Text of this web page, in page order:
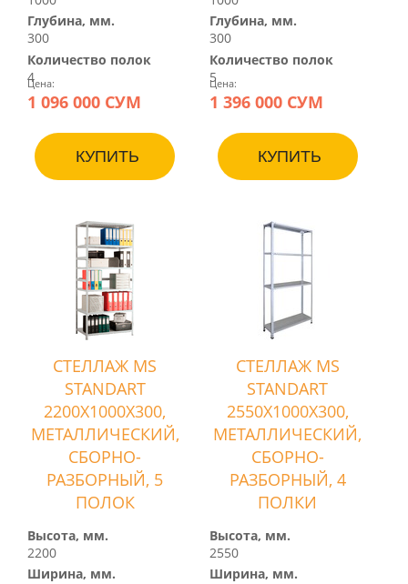
Глубина, мм.
300
Количество полок
4
Цена:
1 096 000 СУМ
КУПИТЬ
Глубина, мм.
300
Количество полок
5
Цена:
1 396 000 СУМ
КУПИТЬ
СТЕЛЛАЖ MS
STANDART
2200Х1000Х300,
МЕТАЛЛИЧЕСКИЙ,
СБОРНО-
РАЗБОРНЫЙ, 5
ПОЛОК
Высота, мм.
2200
Ширина, мм.
СТЕЛЛАЖ MS
STANDART
2550Х1000Х300,
МЕТАЛЛИЧЕСКИЙ,
СБОРНО-
РАЗБОРНЫЙ, 4
ПОЛКИ
Высота, мм.
2550
Ширина, мм.